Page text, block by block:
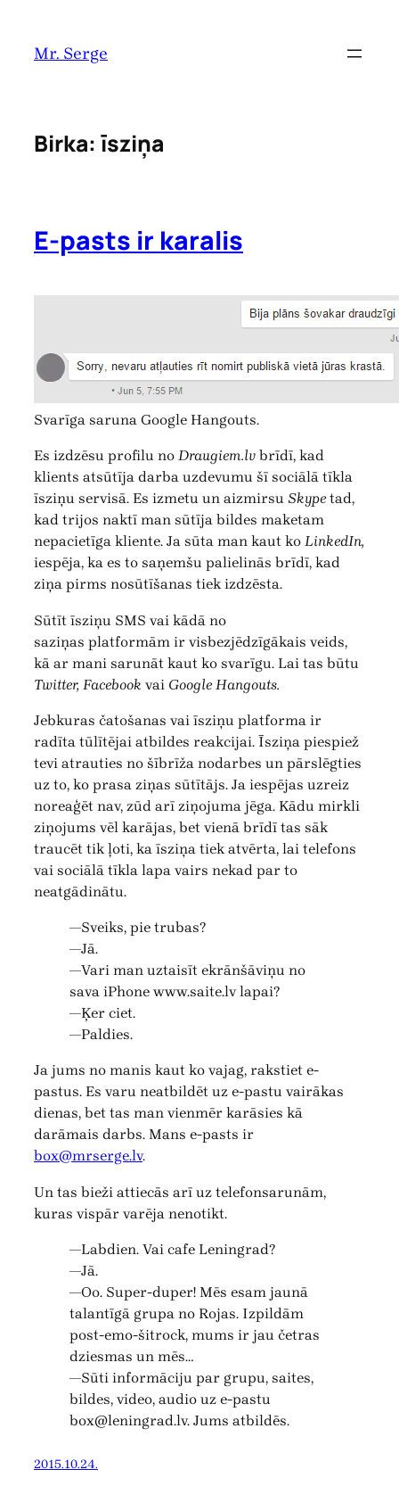
saturu
Mr. Serge
Birka: īsziņa
E-pasts ir karalis
Svarīga saruna Google Hangouts.
Es izdzēsu profilu no Draugiem.lv brīdī, kad
klients atsūtīja darba uzdevumu šī sociālā tīkla
īsziņu servisā. Es izmetu un aizmirsu Skypetad,
kad trijos naktī man sūtīja bildes maketam
nepacietīga kliente. Ja sūta man kaut ko LinkedIn,
iespēja, ka es to saņemšu palielinās brīdī, kad
ziņa pirms nosūtīšanas tiek izdzēsta.
Sūtīt īsziņu SMS vai kādā no
saziņas platformām ir visbezjēdzīgākais veids,
kā ar mani sarunāt kaut ko svarīgu. Lai tas būtu
Twitter, Facebook vai Google Hangouts.
Jebkuras čatošanas vai īsziņu platforma ir
radīta tūlītējai atbildes reakcijai. Īsziņa piespiež
tevi atrauties no šībrīža nodarbes un pārslēgties
uz to, ko prasa ziņas sūtītājs. Ja iespējas uzreiz
noreaģēt nav, zūd arī ziņojuma jēga. Kādu mirkli
ziņojums vēl karājas, bet vienā brīdī tas sāk
traucēt tik ļoti, ka īsziņa tiek atvērta, lai telefons
vai sociālā tīkla lapa vairs nekad par to
neatgādinātu.
—Sveiks, pie trubas?
—Jā.
—Vari man uztaisīt ekrānšāviņu no
sava iPhone www.saite.lv lapai?
—Ķer ciet.
—Paldies.
Ja jums no manis kaut ko vajag, rakstiet e-
pastus. Es varu neatbildēt uz e-pastu vairākas
dienas, bet tas man vienmēr karāsies kā
darāmais darbs. Mans e-pasts ir
box@mrserge.lv.
Un tas bieži attiecās arī uz telefonsarunām,
kuras vispār varēja nenotikt.
—Labdien. Vai cafe Leningrad?
—Jā.
—Oo. Super-duper! Mēs esam jaunā
talantīgā grupa no Rojas. Izpildām
post-emo-šitrock, mums ir jau četras
dziesmas un mēs…
—Sūti informāciju par grupu, saites,
bildes, video, audio uz e-pastu
box@leningrad.lv. Jums atbildēs.
2015.10.24.